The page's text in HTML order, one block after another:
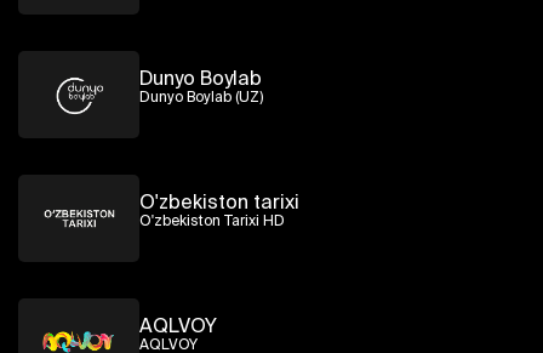
Dunyo Boylab
Dunyo Boylab (UZ)
O'zbekiston tarixi
O'zbekiston Tarixi HD
AQLVOY
AQLVOY